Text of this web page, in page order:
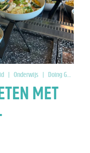
| Onderwijs | Doing Good
MET